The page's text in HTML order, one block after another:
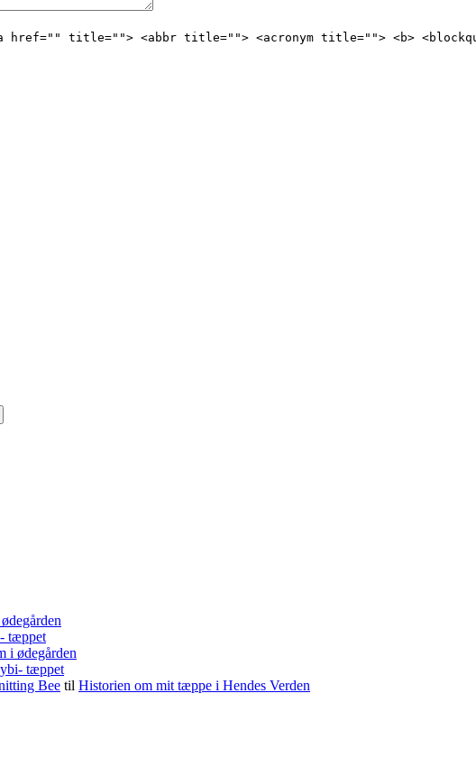
href="" title=""> <abbr title=""> <acronym title=""> <b>
tæppet
i ødegården
tæppet
Bee til Historien om mit tæppe i Hendes Verden